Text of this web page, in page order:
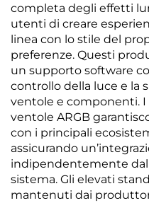
completa degli effetti
utenti di creare
linea con lo stile del
preferenze. Questi
un supporto software
controllo della luce e la
ventole e componenti.
ventole ARGB
con i principali
assicurando
indipendentemente
sistema. Gli elevati
mantenuti dai